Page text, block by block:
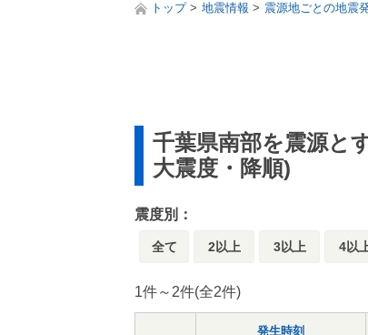
トップ 地震情報 震源地ごとの地震
千葉県南部を震源と
大震度・降順)
震度別：
全て 2以上 3以上 4以
1件～2件(全2件)
発生時刻